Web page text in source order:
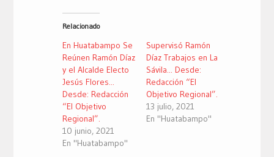
Twitter
abre
una
ventana
nueva)
una
ventana
nueva)
una
ventana
nueva)
Relacionado
En Huatabampo Se
Reúnen Ramón Díaz
y el Alcalde Electo
Jesús Flores...
Desde: Redacción
“El Objetivo
Regional”.
10 junio, 2021
En "Huatabampo"
Supervisó Ramón
Díaz Trabajos en La
Sávila... Desde:
Redacción “El
Objetivo Regional”.
13 julio, 2021
En "Huatabampo"